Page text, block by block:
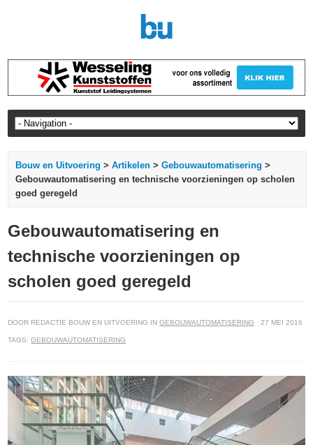
Bouw en Uitvoering >Artikelen >Gebouwautomatisering >
Gebouwautomatisering en technische voorzieningen op scholen
goed geregeld
Gebouwautomatisering en
technische voorzieningen op
scholen goed geregeld
DOOR REDACTIE BOUW EN UITVOERING INGEBOUWAUTOMATISERING · 27 MEI 2016
TAGS:GEBOUWAUTOMATISERING